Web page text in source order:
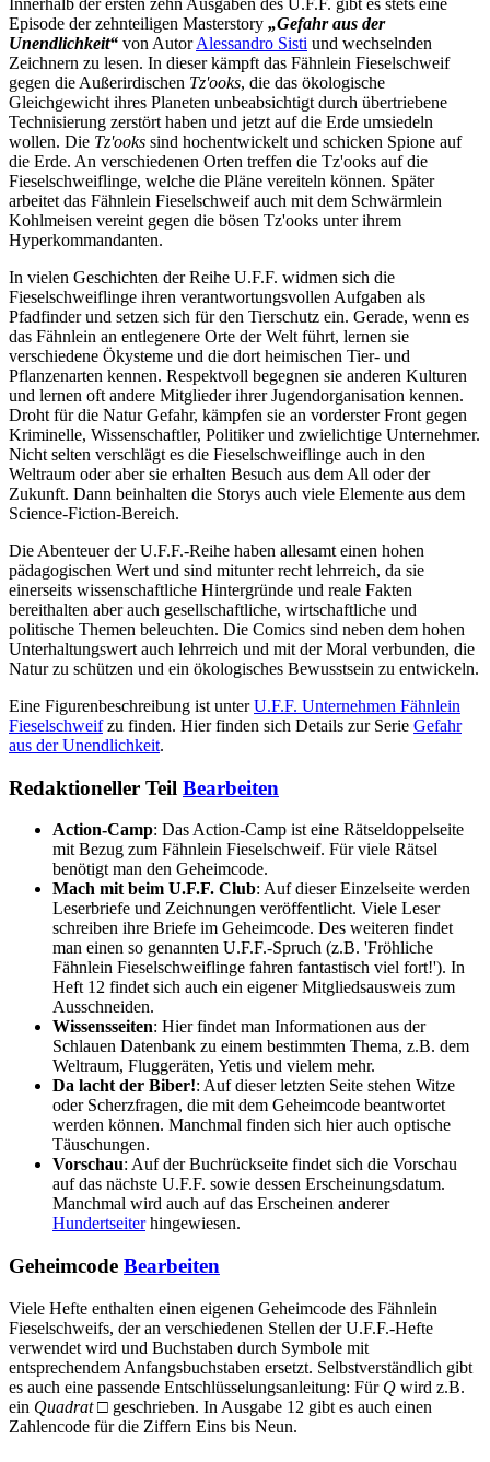
Innerhalb der ersten zehn Ausgaben des U.F.F. gibt es stets eine
Episode der zehnteiligen Masterstory „Gefahr aus der
Unendlichkeit“ von AutorAlessandro Sisti und wechselnden
Zeichnern zu lesen. In dieser kämpft das Fähnlein Fieselschweif
gegen die Außerirdischen Tz'ooks, die das ökologische
Gleichgewicht ihres Planeten unbeabsichtigt durch übertriebene
Technisierung zerstört haben und jetzt auf die Erde umsiedeln
wollen. Die Tz'ooks sind hochentwickelt und schicken Spione auf
die Erde. An verschiedenen Orten treffen die Tz'ooks auf die
Fieselschweiflinge, welche die Pläne vereiteln können. Später
arbeitet das Fähnlein Fieselschweif auch mit dem Schwärmlein
Kohlmeisen vereint gegen die bösen Tz'ooks unter ihrem
Hyperkommandanten.
In vielen Geschichten der Reihe U.F.F. widmen sich die
Fieselschweiflinge ihren verantwortungsvollen Aufgaben als
Pfadfinder und setzen sich für den Tierschutz ein. Gerade, wenn es
das Fähnlein an entlegenere Orte der Welt führt, lernen sie
verschiedene Ökysteme und die dort heimischen Tier- und
Pflanzenarten kennen. Respektvoll begegnen sie anderen Kulturen
und lernen oft andere Mitglieder ihrer Jugendorganisation kennen.
Droht für die Natur Gefahr, kämpfen sie an vorderster Front gegen
Kriminelle, Wissenschaftler, Politiker und zwielichtige Unternehmer.
Nicht selten verschlägt es die Fieselschweiflinge auch in den
Weltraum oder aber sie erhalten Besuch aus dem All oder der
Zukunft. Dann beinhalten die Storys auch viele Elemente aus dem
Science-Fiction-Bereich.
Die Abenteuer der U.F.F.-Reihe haben allesamt einen hohen
pädagogischen Wert und sind mitunter recht lehrreich, da sie
einerseits wissenschaftliche Hintergründe und reale Fakten
bereithalten aber auch gesellschaftliche, wirtschaftliche und
politische Themen beleuchten. Die Comics sind neben dem hohen
Unterhaltungswert auch lehrreich und mit der Moral verbunden, die
Natur zu schützen und ein ökologisches Bewusstsein zu entwickeln.
Eine Figurenbeschreibung ist unterU.F.F. Unternehmen Fähnlein
Fieselschweifzu finden. Hier finden sich Details zur Serie Gefahr
aus der Unendlichkeit.
Redaktioneller Teil Bearbeiten
Action-Camp: Das Action-Camp ist eine Rätseldoppelseite
mit Bezug zum Fähnlein Fieselschweif. Für viele Rätsel
benötigt man den Geheimcode.
Mach mit beim U.F.F. Club: Auf dieser Einzelseite werden
Leserbriefe und Zeichnungen veröffentlicht. Viele Leser
schreiben ihre Briefe im Geheimcode. Des weiteren findet
man einen so genannten U.F.F.-Spruch (z.B. 'Fröhliche
Fähnlein Fieselschweiflinge fahren fantastisch viel fort!'). In
Heft 12 findet sich auch ein eigener Mitgliedsausweis zum
Ausschneiden.
Wissensseiten: Hier findet man Informationen aus der
Schlauen Datenbank zu einem bestimmten Thema, z.B. dem
Weltraum, Fluggeräten, Yetis und vielem mehr.
Da lacht der Biber!: Auf dieser letzten Seite stehen Witze
oder Scherzfragen, die mit dem Geheimcode beantwortet
werden können. Manchmal finden sich hier auch optische
Täuschungen.
Vorschau: Auf der Buchrückseite findet sich die Vorschau
auf das nächste U.F.F. sowie dessen Erscheinungsdatum.
Manchmal wird auch auf das Erscheinen anderer
Hundertseiterhingewiesen.
Geheimcode Bearbeiten
Viele Hefte enthalten einen eigenen Geheimcode des Fähnlein
Fieselschweifs, der an verschiedenen Stellen der U.F.F.-Hefte
verwendet wird und Buchstaben durch Symbole mit
entsprechendem Anfangsbuchstaben ersetzt. Selbstverständlich gibt
es auch eine passende Entschlüsselungsanleitung: Für Q wird z.B.
ein Quadrat□ geschrieben. In Ausgabe 12 gibt es auch einen
Zahlencode für die Ziffern Eins bis Neun.